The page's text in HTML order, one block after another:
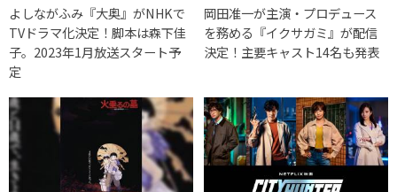
よしながふみ『大奥』がNHKで
TVドラマ化決定！脚本は森下佳
子。2023年1月放送スタート予
定
岡田准一が主演・プロデュース
を務める『イクサガミ』が配信
決定！主要キャスト14名も発表